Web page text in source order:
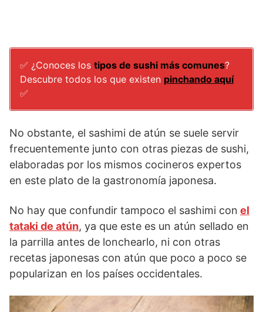
✅ ¿Conoces los tipos de sushi más comunes?
Descubre todos los que existen pinchando aquí
✅
No obstante, el sashimi de atún se suele servir
frecuentemente junto con otras piezas de sushi,
elaboradas por los mismos cocineros expertos
en este plato de la gastronomía japonesa.
No hay que confundir tampoco el sashimi con el
tataki de atún, ya que este es un atún sellado en
la parrilla antes de lonchearlo, ni con otras
recetas japonesas con atún que poco a poco se
popularizan en los países occidentales.